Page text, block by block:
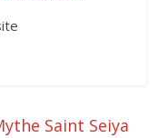
Saint Seiya